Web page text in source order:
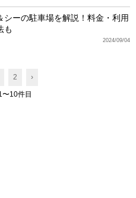
シーの駐車場を解説！料金・利用
も
2024/09/04
2 ›
10件目